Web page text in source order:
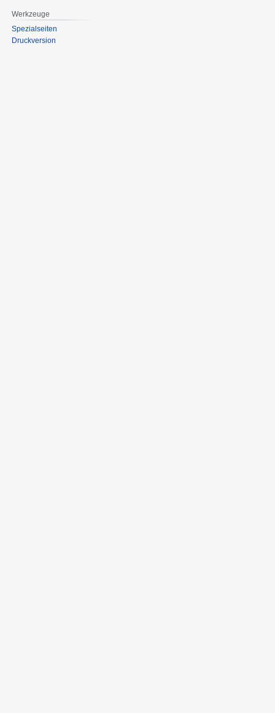
Werkzeuge
Spezialseiten
Druckversion